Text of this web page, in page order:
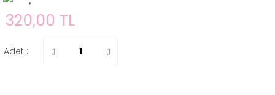
320,00 TL
Adet :